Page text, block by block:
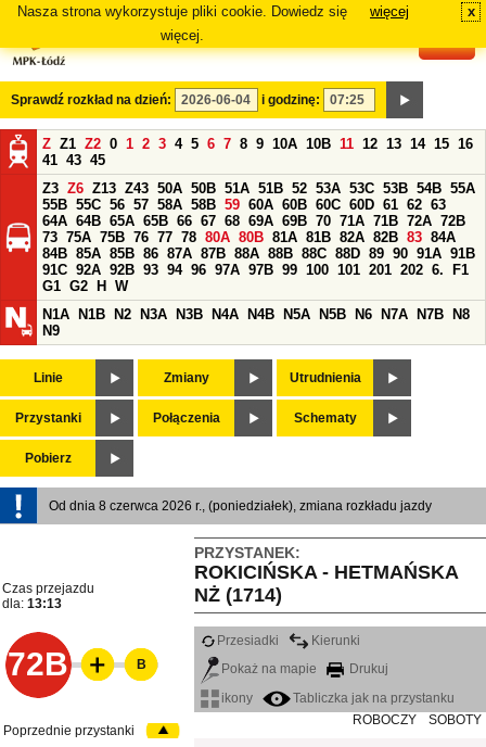
Nasza strona wykorzystuje pliki cookie. Dowiedz się
więcej.
więcej x
Sprawdź rozkład na dzień: i godzinę:
Z Z1 Z2 0 1 2 3 4 5 6 7 8 9 10A 10B 11 12 13 14 15 16
41 43 45
Z3 Z6 Z13 Z43 50A 50B 51A 51B 52 53A 53C 53B 54B 55A
55B 55C 56 57 58A 58B 59 60A 60B 60C 60D 61 62 63
64A 64B 65A 65B 66 67 68 69A 69B 70 71A 71B 72A 72B
73 75A 75B 76 77 78 80A 80B 81A 81B 82A 82B 83 84A
84B 85A 85B 86 87A 87B 88A 88B 88C 88D 89 90 91A 91B
91C 92A 92B 93 94 96 97A 97B 99 100 101 201 202 6.
F1
G1 G2 H
W
N1A
N1B N2 N3A N3B N4A N4B N5A N5B N6 N7A N7B
N8
N9
Linie Zmiany Utrudnienia
Przystanki Połączenia Schematy
Pobierz
Od dnia 8 czerwca 2026 r., (poniedziałek), zmiana rozkładu jazdy
PRZYSTANEK:
ROKICIŃSKA - HETMAŃSKA
NŻ (1714)
Czas przejazdu
dla: 13:13
72B
Przesiadki
Kierunki
Pokaż na mapie
Drukuj
ikony
Tabliczka jak na przystanku
ROBOCZY
SOBOTY
B
Poprzednie przystanki